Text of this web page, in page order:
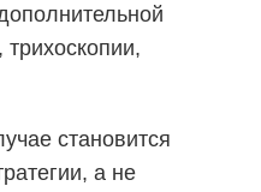
становится
а не